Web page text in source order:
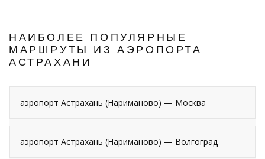
НАИБОЛЕЕ ПОПУЛЯРНЫЕ
МАРШРУТЫ ИЗ АЭРОПОРТА
АСТРАХАНИ
аэропорт Астрахань (Нариманово) — Москва
аэропорт Астрахань (Нариманово) — Волгоград